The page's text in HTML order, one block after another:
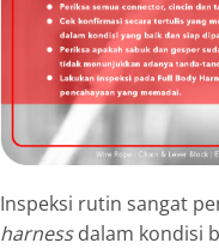
Inspeksi rutin sangat
harnessdalam kondisi